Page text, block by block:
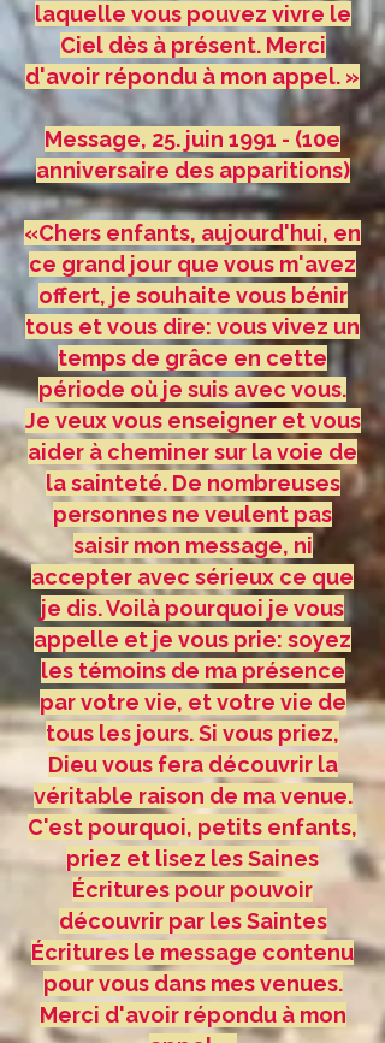
laquelle vous pouvez vivre le
Ciel dès à présent. Merci
d'avoir répondu à mon appel. »
Message, 25. juin 1991 - (10e
anniversaire des apparitions)
«Chers enfants, aujourd'hui, en
ce grand jour que vous m'avez
offert, je souhaite vous bénir
tous et vous dire: vous vivez un
temps de grâce en cette
période où je suis avec vous.
Je veux vous enseigner et vous
aider à cheminer sur la voie de
la sainteté. De nombreuses
personnes ne veulent pas
saisir mon message, ni
accepter avec sérieux ce que
je dis. Voilà pourquoi je vous
appelle et je vous prie: soyez
les témoins de ma présence
par votre vie, et votre vie de
tous les jours. Si vous priez,
Dieu vous fera découvrir la
véritable raison de ma venue.
C'est pourquoi, petits enfants,
priez et lisez les Saines
Écritures pour pouvoir
découvrir par les Saintes
Écritures le message contenu
pour vous dans mes venues.
Merci d'avoir répondu à mon